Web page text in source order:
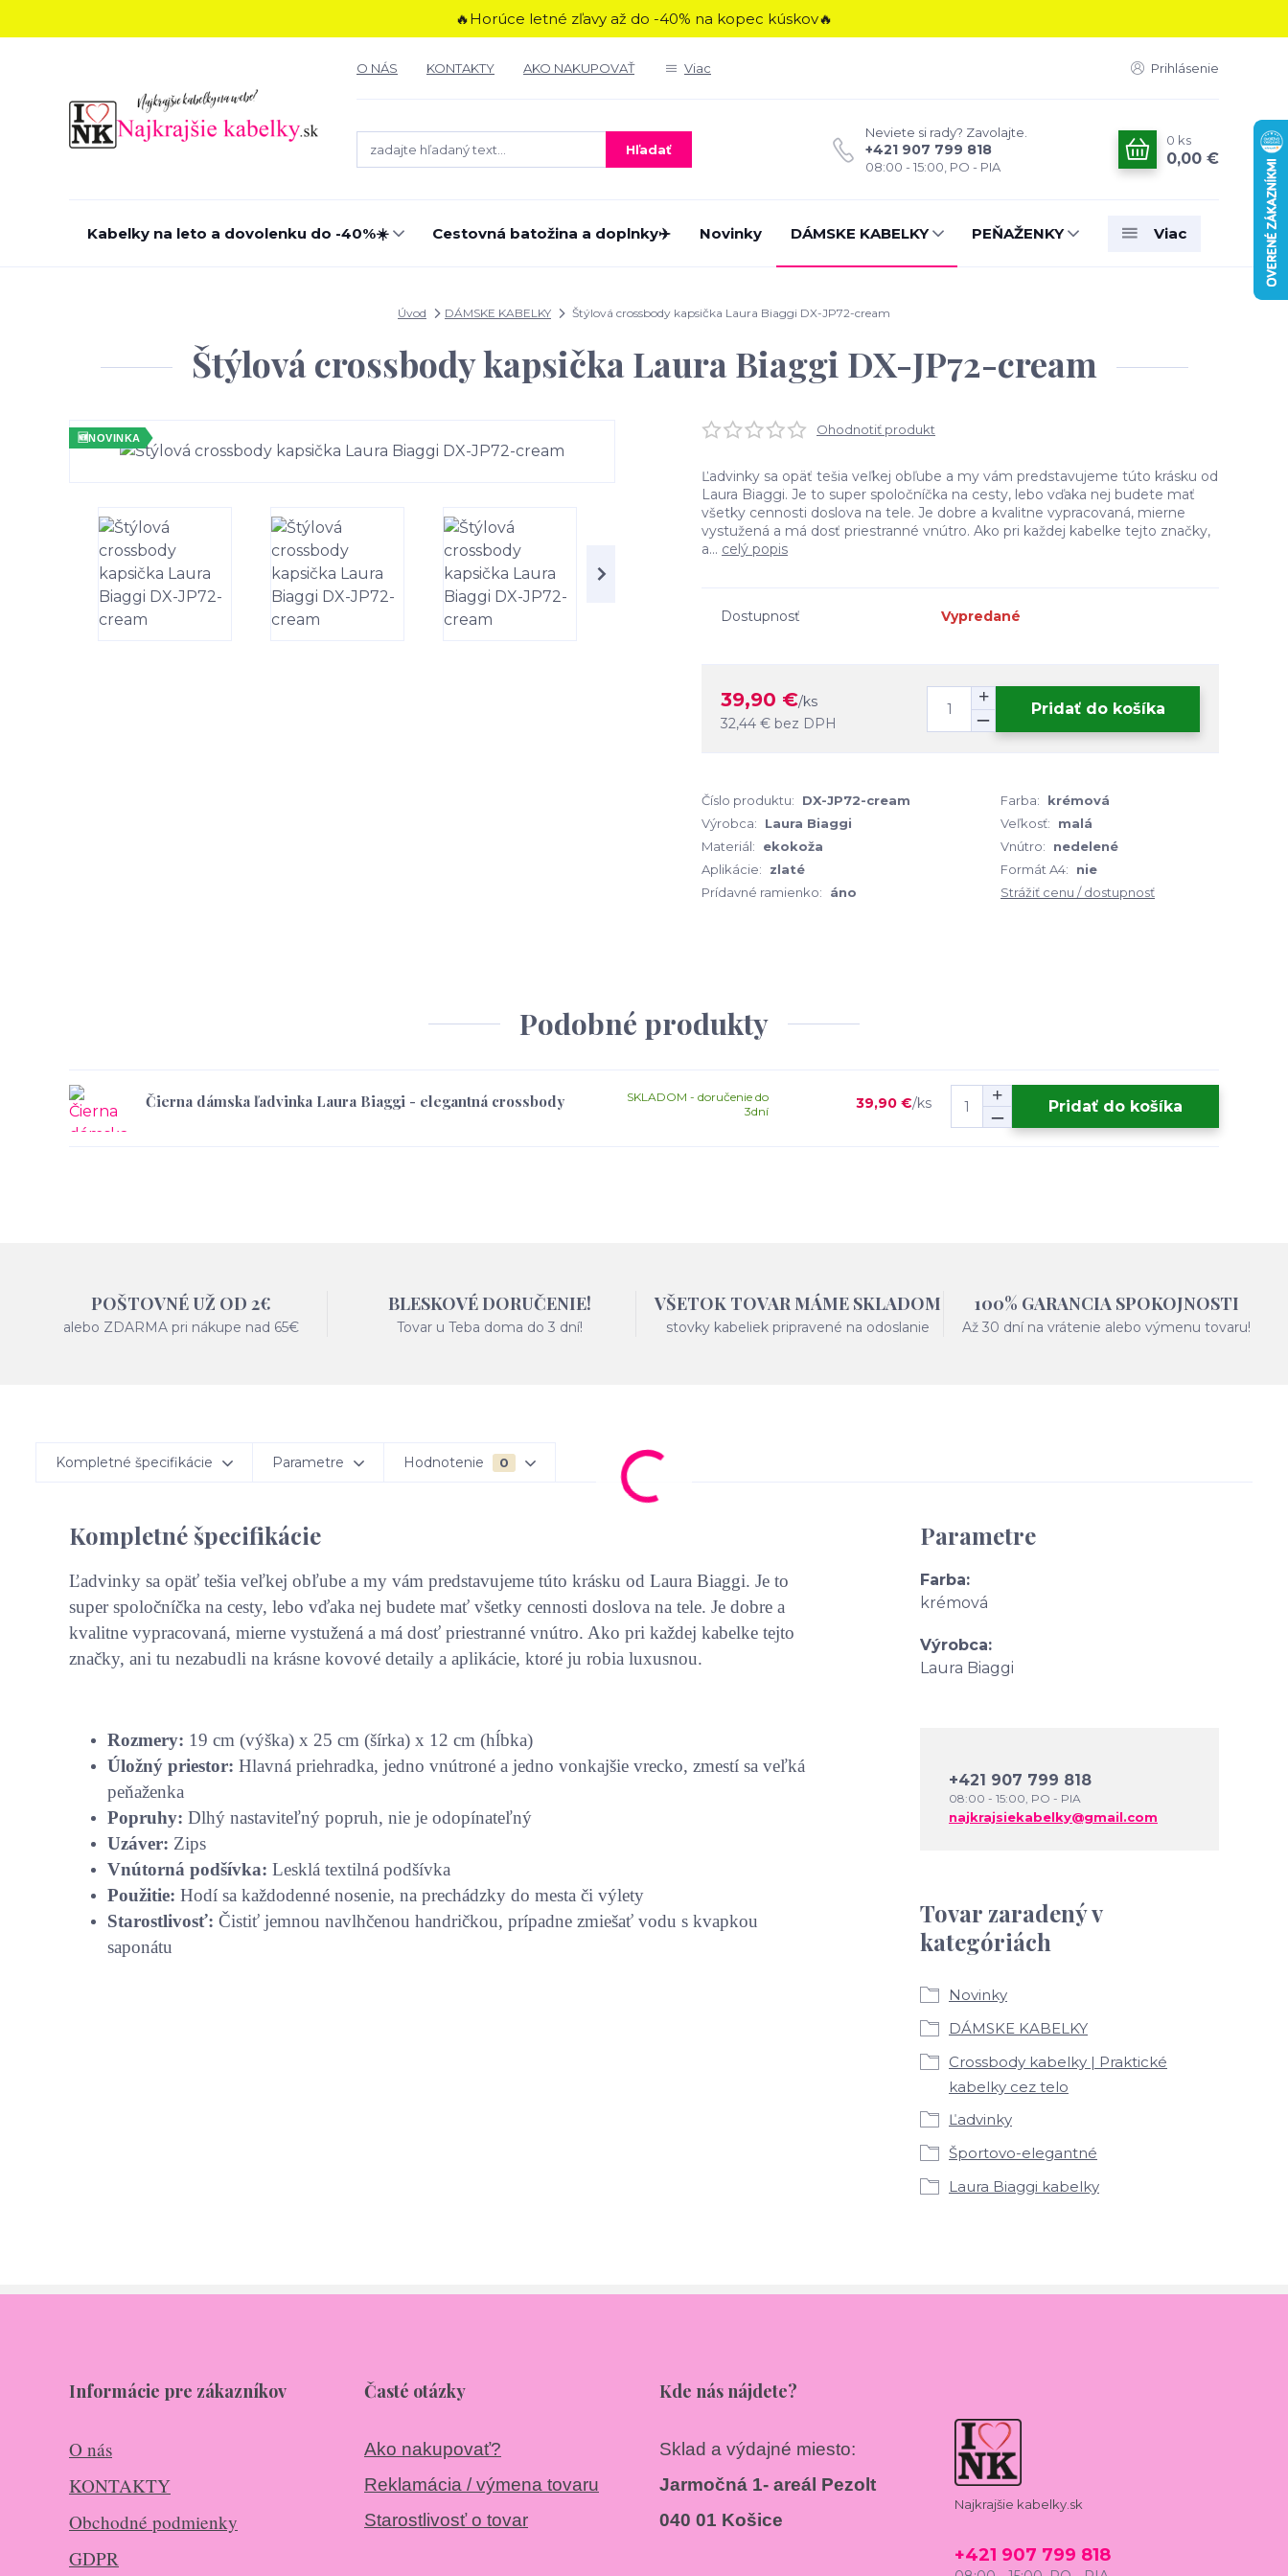
🔥Horúce letné zľavy až do -40% na kopec kúskov🔥
O NÁS KONTAKTY AKO NAKUPOVAŤ Viac Prihlásenie
Hľadať
Neviete si rady? Zavolajte.
+421 907 799 818
08:00 - 15:00, PO - PIA
0 ks
0,00 €
Kabelky na leto a dovolenku do -40%☀️ Cestovná batožina a doplnky✈️ Novinky DÁMSKE KABELKY PEŇAŽENKY Viac
Úvod DÁMSKE KABELKY Štýlová crossbody kapsička Laura Biaggi DX-JP72-cream
Štýlová crossbody kapsička Laura Biaggi DX-JP72-cream
Ohodnotiť produkt
Ľadvinky sa opäť tešia veľkej obľube a my vám predstavujeme túto krásku od
Laura Biaggi. Je to super spoločníčka na cesty, lebo vďaka nej budete mať
všetky cennosti doslova na tele. Je dobre a kvalitne vypracovaná, mierne
vystužená a má dosť priestranné vnútro. Ako pri každej kabelke tejto značky,
a... celý popis
Dostupnosť Vypredané
39,90 €/ks
32,44 € bez DPH
Pridať do košíka
Číslo produktu: DX-JP72-cream Farba:
krémová
Výrobca:
Laura Biaggi Veľkosť:
malá
Materiál:
ekokoža Vnútro:
nedelené
Aplikácie:
zlaté Formát A4:
nie
Prídavné ramienko:
áno Strážiť cenu / dostupnosť
Podobné produkty
Čierna dámska ľadvinka Laura Biaggi - elegantná crossbody 39,90 €/ks
SKLADOM - doručenie do
3dní
Pridať do košíka
POŠTOVNÉ UŽ OD 2€
alebo ZDARMA pri nákupe nad 65€
BLESKOVÉ DORUČENIE!
Tovar u Teba doma do 3 dní!
VŠETOK TOVAR MÁME SKLADOM
stovky kabeliek pripravené na odoslanie
100% GARANCIA SPOKOJNOSTI
Až 30 dní na vrátenie alebo výmenu tovaru!
Kompletné špecifikácie Parametre Hodnotenie 0
Kompletné špecifikácie
Ľadvinky sa opäť tešia veľkej obľube a my vám predstavujeme túto krásku od Laura Biaggi. Je to
super spoločníčka na cesty, lebo vďaka nej budete mať všetky cennosti doslova na tele. Je dobre a
kvalitne vypracovaná, mierne vystužená a má dosť priestranné vnútro. Ako pri každej kabelke tejto
značky, ani tu nezabudli na krásne kovové detaily a aplikácie, ktoré ju robia luxusnou.
Rozmery: 19 cm (výška) x 25 cm (šírka) x 12 cm (hĺbka)
Úložný priestor: Hlavná priehradka, jedno vnútroné a jedno vonkajšie vrecko, zmestí sa veľká
peňaženka
Popruhy: Dlhý nastaviteľný popruh, nie je odopínateľný
Uzáver: Zips
Vnútorná podšívka: Lesklá textilná podšívka
Použitie: Hodí sa každodenné nosenie, na prechádzky do mesta či výlety
Starostlivosť: Čistiť jemnou navlhčenou handričkou, prípadne zmiešať vodu s kvapkou
saponátu
Parametre
Farba
krémová
Výrobca
Laura Biaggi
Tovar zaradený v
kategóriách
Novinky
DÁMSKE KABELKY
Crossbody kabelky | Praktické
kabelky cez telo
Ľadvinky
Športovo-elegantné
Laura Biaggi kabelky
+421 907 799 818
08:00 - 15:00, PO - PIA
najkrajsiekabelky@gmail.com
Informácie pre zákazníkov
O nás
KONTAKTY
Obchodné podmienky
GDPR
Časté otázky
Ako nakupovať?
Reklamácia / výmena tovaru
Starostlivosť o tovar
Kde nás nájdete?
Sklad a výdajné miesto:
Jarmočná 1- areál Pezolt
040 01 Košice
Najkrajšie kabelky.sk
+421 907 799 818
🆕NOVINKA